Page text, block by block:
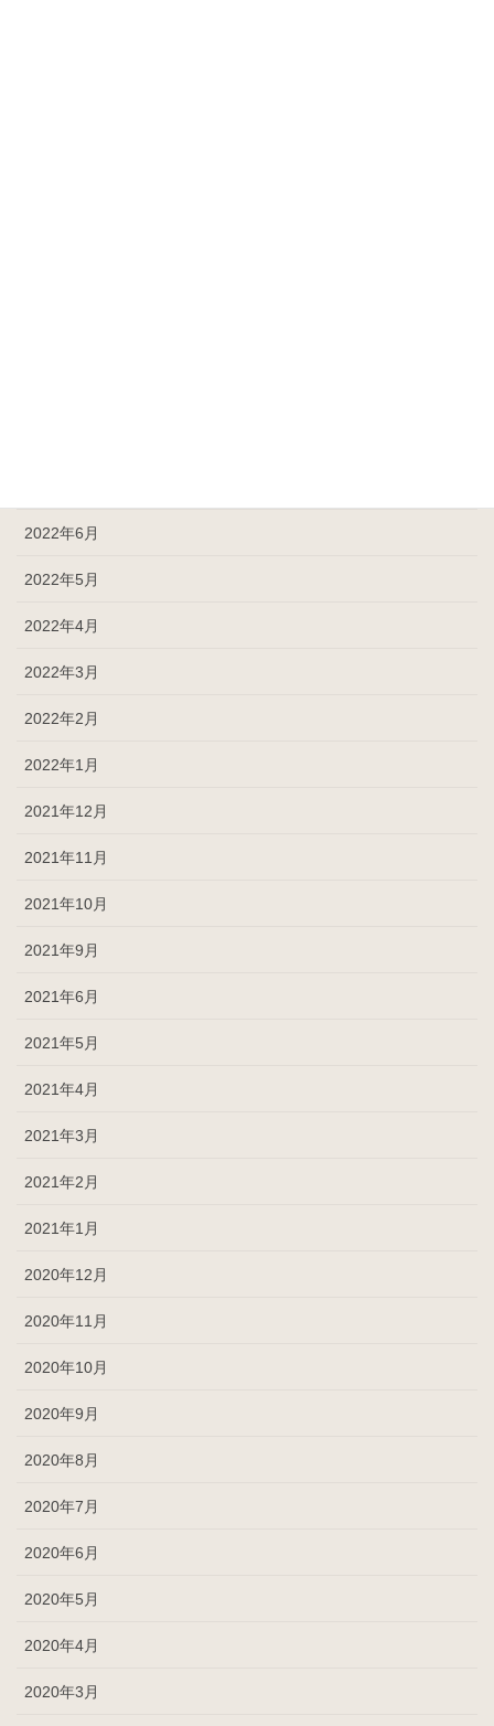
2022年6月
2022年5月
2022年4月
2022年3月
2022年2月
2022年1月
2021年12月
2021年11月
2021年10月
2021年9月
2021年6月
2021年5月
2021年4月
2021年3月
2021年2月
2021年1月
2020年12月
2020年11月
2020年10月
2020年9月
2020年8月
2020年7月
2020年6月
2020年5月
2020年4月
2020年3月